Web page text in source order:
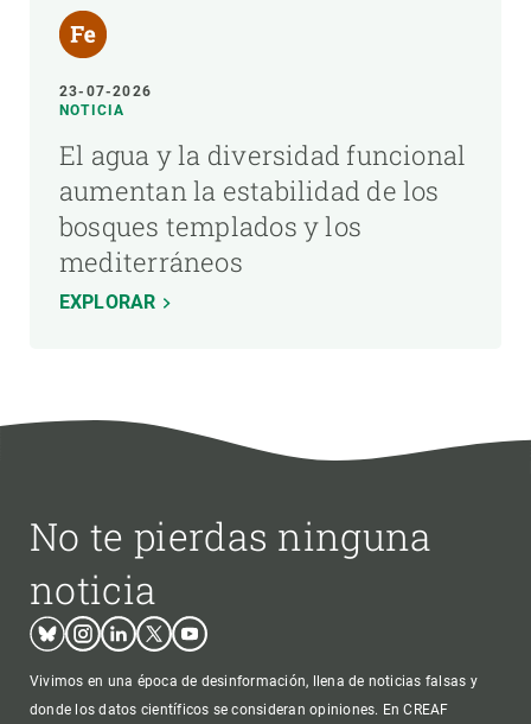
23-07-2026
NOTICIA
El agua y la diversidad funcional
aumentan la estabilidad de los
bosques templados y los
mediterráneos
EXPLORAR
No te pierdas ninguna
noticia
BlueskyInstagram
LinkedinTwitterYoutube
Vivimos en una época de desinformación, llena de noticias falsas y
donde los datos científicos se consideran opiniones. En CREAF